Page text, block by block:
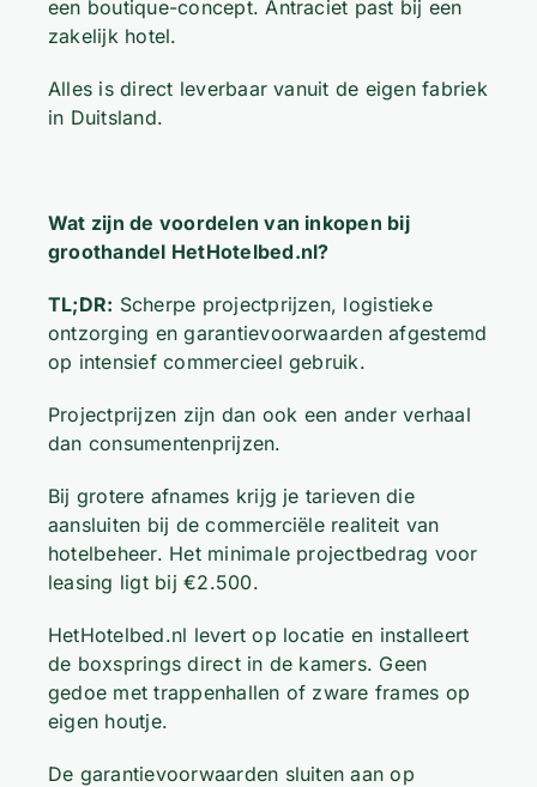
een boutique-concept. Antraciet past bij een
zakelijk hotel.
Alles is direct leverbaar vanuit de eigen fabriek
in Duitsland.
Wat zijn de voordelen van inkopen bij
groothandel HetHotelbed.nl?
TL;DR: Scherpe projectprijzen, logistieke
ontzorging en garantievoorwaarden afgestemd
op intensief commercieel gebruik.
Projectprijzen zijn dan ook een ander verhaal
dan consumentenprijzen.
Bij grotere afnames krijg je tarieven die
aansluiten bij de commerciële realiteit van
hotelbeheer. Het minimale projectbedrag voor
leasing ligt bij €2.500.
HetHotelbed.nl levert op locatie en installeert
de boxsprings direct in de kamers. Geen
gedoe met trappenhallen of zware frames op
eigen houtje.
De garantievoorwaarden sluiten aan op